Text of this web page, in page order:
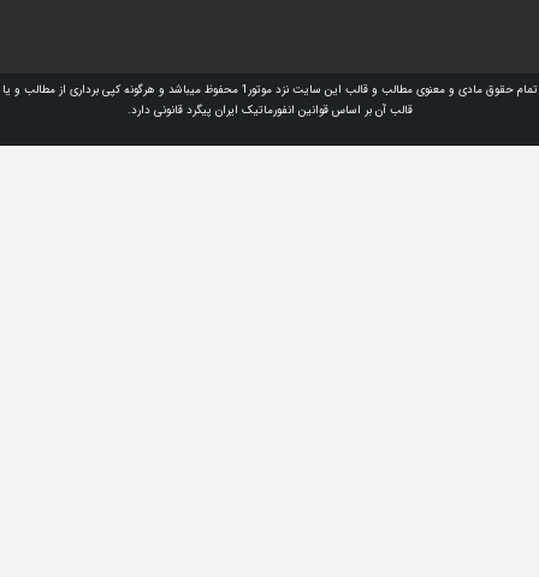
تمام حقوق مادی و معنوی مطالب و قالب این سایت نزد موتور1 محفوظ میباشد و هرگونه کپی برداری از مطالب و یا
قالب آن بر اساس قوانین انفورماتیک ایران پیگرد قانونی دارد.